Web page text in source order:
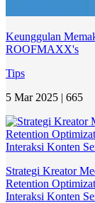
Keunggulan
ROOFMAXX's
Tips
5 Mar 2025 | 665
Strategi Kreator
Retention
Interaksi Konten